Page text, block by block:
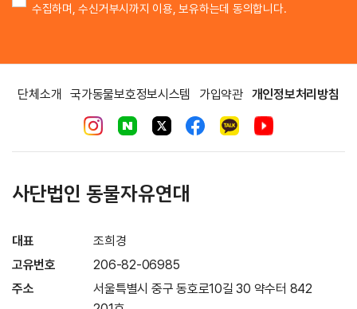
수집하며, 수신거부시까지 이용, 보유하는데 동의합니다.
단체소개 국가동물보호정보시스템 가입약관 개인정보처리방침
사단법인 동물자유연대
대표
조희경
고유번호
206-82-06985
주소
서울특별시 중구 동호로10길 30 약수터 842